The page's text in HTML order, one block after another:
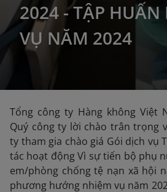
2024 - TẬP HUẤN
VỤ NĂM 2024
Tổng công ty Hàng không Việt
Quý công ty lời chào trân trọng
ty tham gia chào giá Gói dịch vụ
tác hoạt động Vì sự tiến bộ phụ
em/phòng chống tệ nạn xã hội
phương hướng nhiệm vụ năm